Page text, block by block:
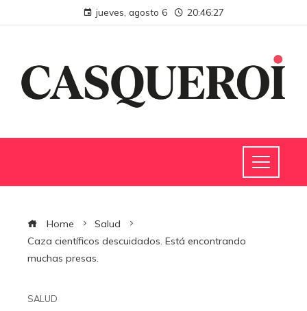
jueves, agosto 6 20:46:28
Home
Salud
Caza científicos descuidados. Está encontrando
muchas presas.
SALUD